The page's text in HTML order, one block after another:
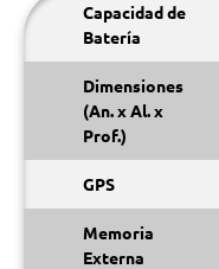
Capacidad de
Batería
Dimensiones
(An. x Al. x
Prof.)
GPS
Memoria
Externa